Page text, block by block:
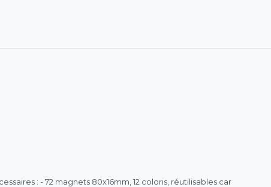
: - 72 magnets 80x16mm, 12 coloris, réutilisables car